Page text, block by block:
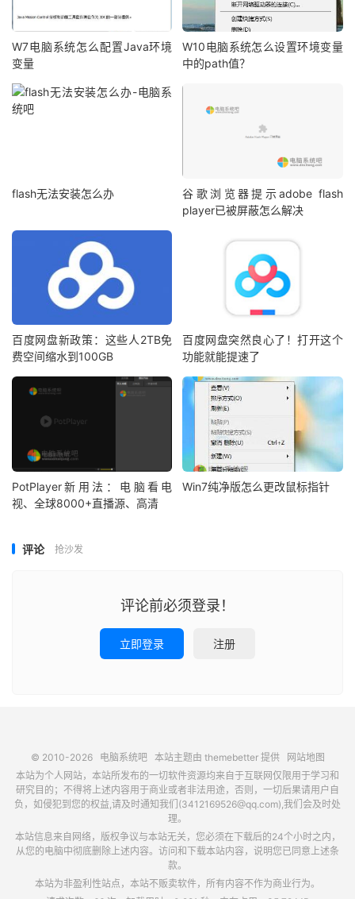
W7电脑系统怎么配置Java环境
变量
W10电脑系统怎么设置环境变量
中的path值？
flash无法安装怎么办
谷歌浏览器提示adobe flash
player已被屏蔽怎么解决
百度网盘新政策：这些人2TB免
费空间缩水到100GB
百度网盘突然良心了！打开这个
功能就能提速了
PotPlayer新用法：电脑看电
视、全球8000+直播源、高清
Win7纯净版怎么更改鼠标指针
评论 抢沙发
评论前必须登录！
立即登录 注册
© 2010-2026 电脑系统吧本站主题由 themebetter提供
网站地图
本站为个人网站，本站所发布的一切软件资源均来自于互联网仅限用于学习和
研究目的；不得将上述内容用于商业或者非法用途，否则，一切后果请用户自
负，如侵犯到您的权益,请及时通知我们(3412169526@qq.com),我们会及时处
理。
本站信息来自网络，版权争议与本站无关，您必须在下载后的24个小时之内，
从您的电脑中彻底删除上述内容。访问和下载本站内容，说明您已同意上述条
款。
本站为非盈利性站点，本站不贩卖软件，所有内容不作为商业行为。